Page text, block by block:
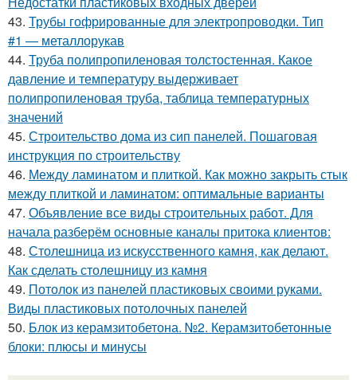
43. Трубы гофрированные для электропроводки. Тип
#1 — металлорукав
44. Труба полипропиленовая толстостенная. Какое
давление и температуру выдерживает
полипропиленовая труба, таблица температурных
значений
45. Строительство дома из сип панелей. Пошаговая
инструкция по строительству
46. Между ламинатом и плиткой. Как можно закрыть стык
между плиткой и ламинатом: оптимальные варианты
47. Объявление все виды строительных работ. Для
начала разберём основные каналы притока клиентов:
48. Столешница из искусственного камня, как делают.
Как сделать столешницу из камня
49. Потолок из панелей пластиковых своими руками.
Виды пластиковых потолочных панелей
50. Блок из керамзитобетона. №2. Керамзитобетонные
блоки: плюсы и минусы